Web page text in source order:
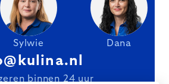
Sylwie Dana
binnen 24 uur